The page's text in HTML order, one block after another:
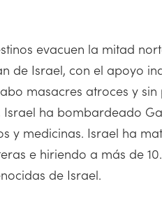
evacuen la mitad
de Israel, con el apoyo
masacres atroces y
ha bombardeado
y medicinas. Israel ha
e hiriendo a más de
de Israel.